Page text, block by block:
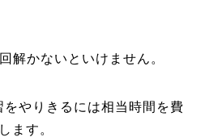
解かないといけません。
やりきるには相当時間を費
ます。